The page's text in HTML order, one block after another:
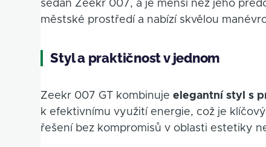
sedan Zeekr 007, a je menší než jeho
městské prostředí a nabízí skvělou
Styl a praktičnost v jednom
Zeekr 007 GT kombinujeelegantní styl s
k efektivnímu využití energie, což je
řešení bez kompromisů v oblasti estetiky